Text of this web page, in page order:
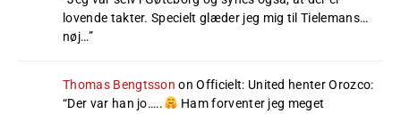
lovende takter. Specielt glæder jeg mig til Tielemans…
nøj…”
Thomas Bengtsson onOfficielt: United henter Orozco:
“Der var han jo…..
Ham forventer jeg meget